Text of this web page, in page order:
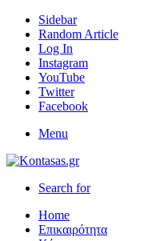
Sidebar
Random Article
Log In
Instagram
YouTube
Twitter
Facebook
Menu
Search for
Home
Επικαιρότητα